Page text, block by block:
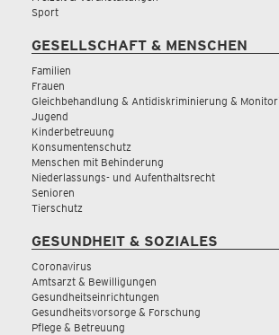
Sport
GESELLSCHAFT & MENSCHEN
Familien
Frauen
Gleichbehandlung & Antidiskriminierung &
Jugend
Kinderbetreuung
Konsumentenschutz
Menschen mit Behinderung
Niederlassungs- und Aufenthaltsrecht
Senioren
Tierschutz
GESUNDHEIT & SOZIALES
Coronavirus
Amtsarzt & Bewilligungen
Gesundheitseinrichtungen
Gesundheitsvorsorge & Forschung
Pflege & Betreuung